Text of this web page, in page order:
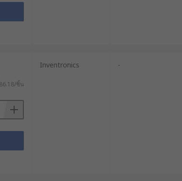
ชิ้น
Inventronics -